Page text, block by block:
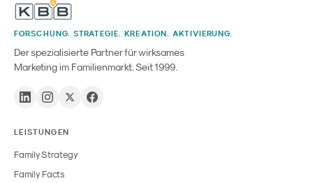
FORSCHUNG. STRATEGIE. KREATION. AKTIVIERUNG.
Der spezialisierte Partner für wirksames
Marketing im Familienmarkt. Seit 1999.
LEISTUNGEN
Family Strategy
Family Facts